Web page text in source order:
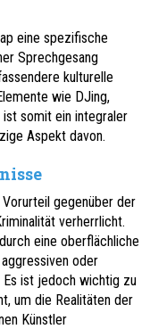
eine spezifische
Sprechgesang
kulturelle
wie DJing,
ist somit ein integraler
Aspekt davon.
Vorurteil gegenüber der
verherrlicht.
eine oberflächliche
oder
Es ist jedoch wichtig zu
um die Realitäten der
Künstler